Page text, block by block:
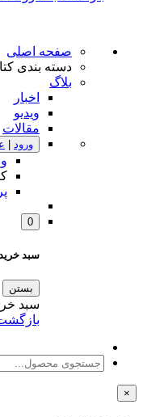
صفحه اصلی
دسته بندی
بلاگ
اخبار
ویدیو
مقالات
ورود
0
سبد
بستن
سبد
×